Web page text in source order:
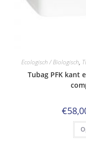
Ecologisch / Biologisch,
Tubag PFK kant
€